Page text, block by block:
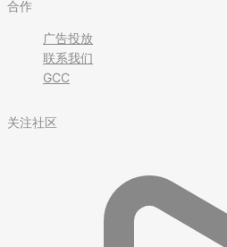
合作
广告投放
联系我们
GCC
关注社区